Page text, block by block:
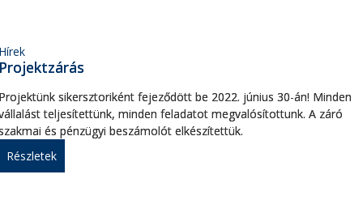
sikersztoriként fejeződött be 2022. június 30-án! Minden
teljesítettünk, minden feladatot megvalósítottunk. A záró
és pénzügyi beszámolót elkészítettük.
Részletek